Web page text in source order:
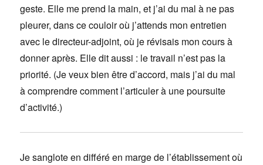
geste. Elle me prend la main, et j’ai du mal à ne pas
pleurer, dans ce couloir où j’attends mon entretien
avec le directeur-adjoint, où je révisais mon cours à
donner après. Elle dit aussi : le travail n’est pas la
priorité. (Je veux bien être d’accord, mais j’ai du mal
à comprendre comment l’articuler à une poursuite
d’activité.)
Je sanglote en différé en marge de l’établissement où